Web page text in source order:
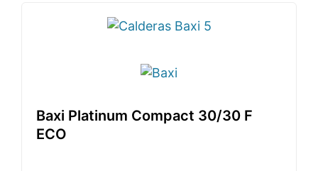
Baxi Platinum Compact 30/30 F
ECO